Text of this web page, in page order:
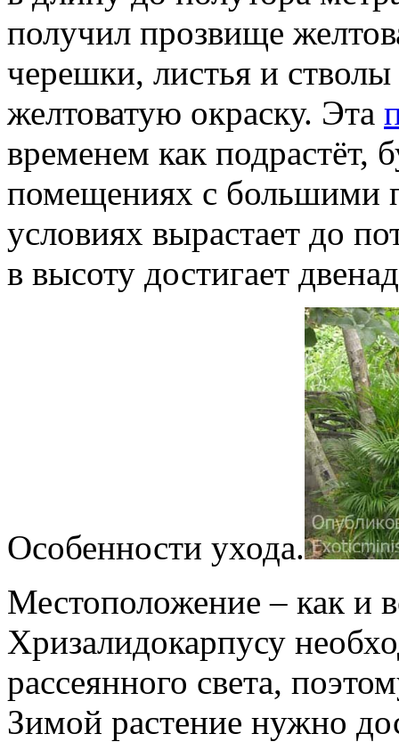
получил прозвище
черешки, листья и
желтоватую окраску. Эта
временем как подрастёт,
помещениях с большими
условиях вырастает до
в высоту достигает
Особенности ухода.
Местоположение – как и
Хризалидокарпусу
рассеянного света,
Зимой растение нужно